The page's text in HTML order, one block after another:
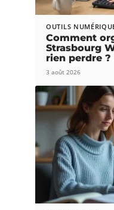
OUTILS
Comment
Strasbourg
rien perdre ?
3 août 2026